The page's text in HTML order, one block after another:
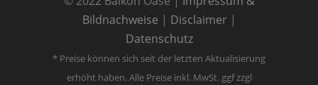
Bildnachweise | Disclaimer |
Datenschutz